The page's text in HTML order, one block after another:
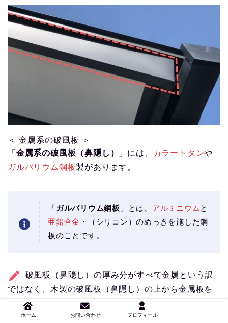
＜ 金属系の破風板 ＞
「 金属系の破風板（鼻隠し） 」には、 カラートタンや
ガルバリウム鋼板製があります。
「 ガルバリウム鋼板 」とは、 アルミニウム と
亜鉛合金 ・（シリコン）のめっきを施した鋼
板のことです。
破風板（鼻隠し）の厚み分がすべて金属という訳
ではなく、木製の破風板（鼻隠し）の上から金属板を
被せる 施工方法になります。
ホーム お問い合わせ プロフィール